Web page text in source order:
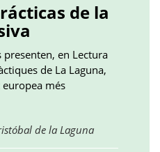
de la
presenten, en Lectura
de La Laguna,
més
de la LagunaObre
en